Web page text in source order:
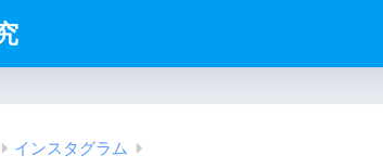
インスタグラム